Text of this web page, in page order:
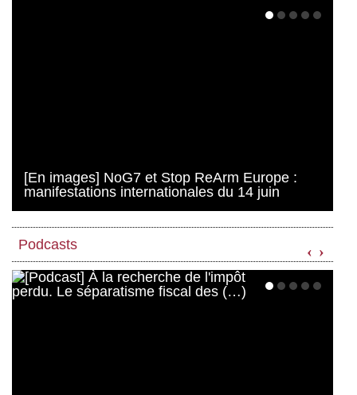
[En images] NoG7 et Stop ReArm Europe :
manifestations internationales du 14 juin
Podcasts ‹ ›